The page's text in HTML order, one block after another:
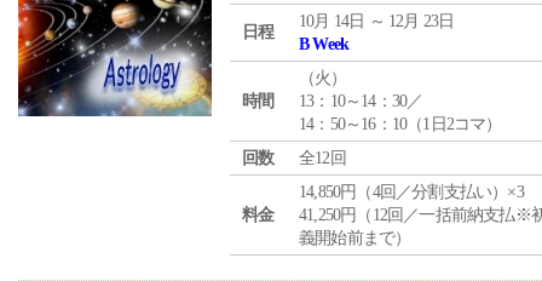
日程
10月 14日 ～ 12月 23日
B Week
時間
（火 ）
13：10～14：30／
14：50～16：10（1日2コマ）
回数
全12回
料金
14,850円（4回／分割支払い）×3
41,250円（12回／一括前納支払※
義開始前まで）